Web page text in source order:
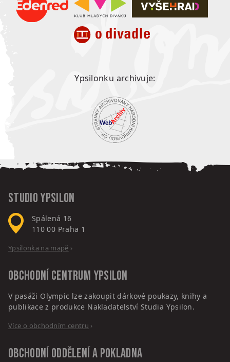
Ypsilonku archivuje:
Studio Ypsilon
Spálená 16
110 00 Praha 1
Ypsilonka na mapě ›
Obchodní centrum Ypsilon
V pasáži Olympic lze zakoupit dárkové poukazy, knihy a
publikace z produkce Nakladatelství Studia Ypsilon.
Více o obchodním centru ›
Obchodní oddělení a pokladna